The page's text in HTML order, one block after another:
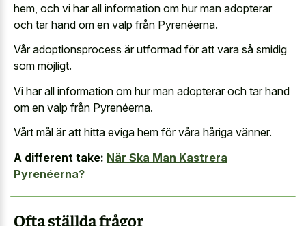
hem, och vi har all information om hur man adopterar
och tar hand om en valp från Pyrenéerna.
Vår adoptionsprocess är utformad för att vara så smidig
som möjligt.
Vi har all information om hur man adopterar och tar hand
om en valp från Pyrenéerna.
Vårt mål är att hitta eviga hem för våra håriga vänner.
A different take: När Ska Man Kastrera
Pyrenéerna?
Ofta ställda frågor